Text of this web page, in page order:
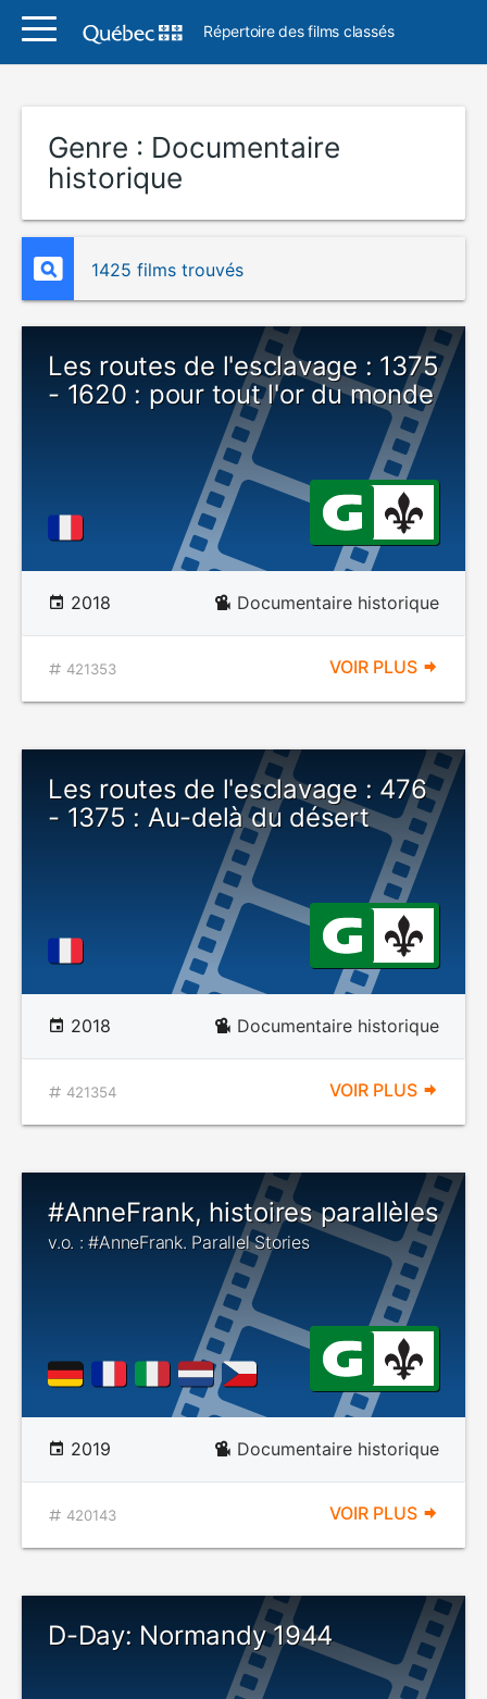
Répertoire des films classés
Genre : Documentaire
historique
1425 films trouvés
Les routes de l'esclavage : 1375
- 1620 : pour tout l'or du monde
2018 Documentaire historique
421353 VOIR PLUS
Les routes de l'esclavage : 476
- 1375 : Au-delà du désert
2018 Documentaire historique
421354 VOIR PLUS
#AnneFrank, histoires parallèles
v.o. : #AnneFrank. Parallel Stories
2019 Documentaire historique
420143 VOIR PLUS
D-Day: Normandy 1944